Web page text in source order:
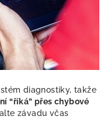
diagnostiky, takže
“říká” přes chybové
závadu včas